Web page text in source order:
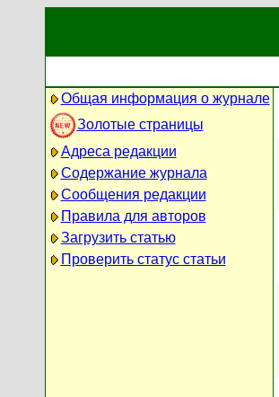
Общая информация о журнале
Золотые страницы
Адреса редакции
Содержание журнала
Сообщения редакции
Правила для авторов
Загрузить статью
Проверить статус статьи